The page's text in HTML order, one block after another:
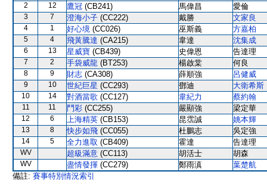
2 12 鷹冠 (CB241) 馬偉昌 愛倫
3 7 澄海小子 (CC222) 戴勝 文家良
4 1 好心境 (CC026) 巫斯義 方嘉柏
5 4 飛黃騰達 (CA215) 韋達 沈集成
6 13 星威寶 (CB439) 史偉恩 告達理
7 2 手袋威龍 (BT253) 楊啟棠 何良
8 9 財志 (CA308) 薛順強 呂健威
9 10 世紀巨星 (CC293) 鄧迪 大衛希斯
10 14 對酒當歌 (CC127) 韋紀力 蔡約翰
11 11 鬥彩 (CC255) 嚴顯強 梁定華
12 6 上海精英 (CB153) 昆霑誠 姚本輝
13 8 快步如飛 (CC055) 杜鵬志 吳定強
14 5 全力進取 (CB409) 霍達 告達理
WV 超級滿意 (CC113) 胡活士 胡森
WV 盡情發揮 (CC279) 鄭雨滇
葉楚航
備註: 賽事特別情況索引